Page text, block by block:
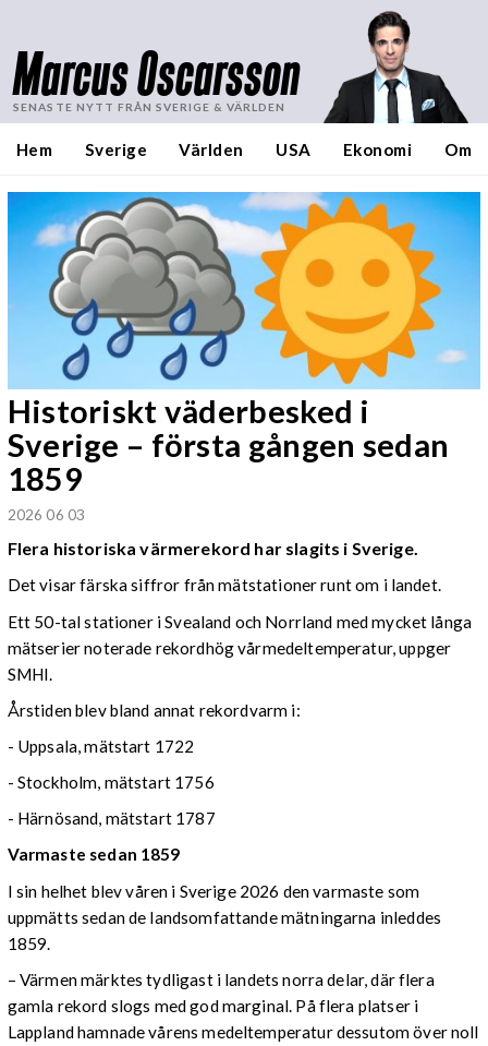
Marcus Oscarsson
SENASTE NYTT FRÅN SVERIGE & VÄRLDEN
Hem Sverige Världen USA Ekonomi Om
Historiskt väderbesked i
Sverige – första gången sedan
1859
2026 06 03
Flera historiska värmerekord har slagits i Sverige.
Det visar färska siffror från mätstationer runt om i landet.
Ett 50-tal stationer i Svealand och Norrland med mycket långa
mätserier noterade rekordhög vårmedeltemperatur, uppger
SMHI.
Årstiden blev bland annat rekordvarm i:
- Uppsala, mätstart 1722
- Stockholm, mätstart 1756
- Härnösand, mätstart 1787
Varmaste sedan 1859
I sin helhet blev våren i Sverige 2026 den varmaste som
uppmätts sedan de landsomfattande mätningarna inleddes
1859.
– Värmen märktes tydligast i landets norra delar, där flera
gamla rekord slogs med god marginal. På flera platser i
Lappland hamnade vårens medeltemperatur dessutom över noll